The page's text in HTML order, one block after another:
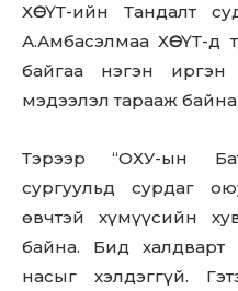
ХӨСҮТ-ийн Тандалт
А.Амбасэлмаа ХӨСҮТ-д
байгаа нэгэн
мэдээлэл тарааж байна
Тэрээр “ОХУ-ын
сургуульд сурдаг
өвчтэй хүмүүсийн
байна. Бид халдварт
насыг хэлдэггүй.